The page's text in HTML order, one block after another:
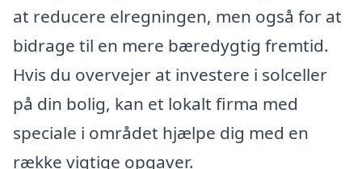
at reducere elregningen, men også for at
bidrage til en mere bæredygtig fremtid.
Hvis du overvejer at investere i solceller
på din bolig, kan et lokalt firma med
speciale i området hjælpe dig med en
række vigtige opgaver.